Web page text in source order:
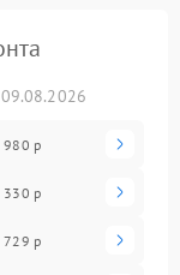
980 р
330 р
729 р